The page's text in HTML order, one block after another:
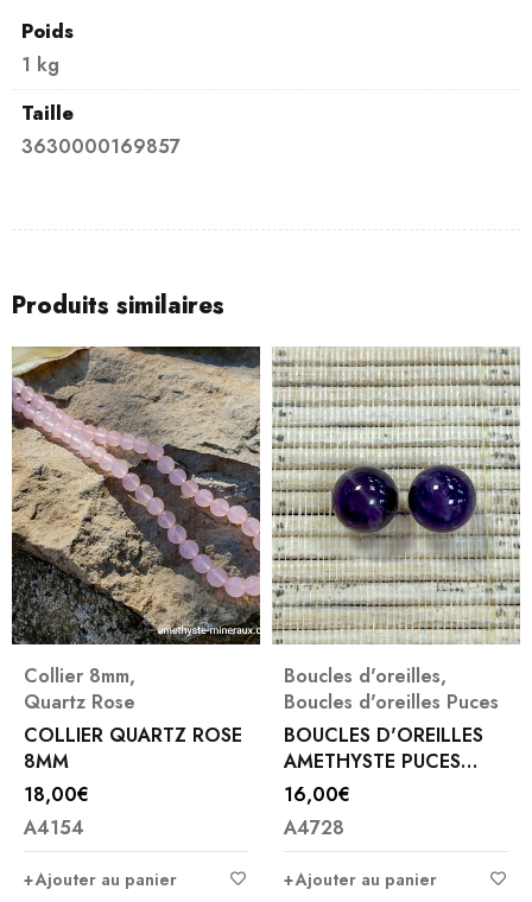
Poids
1 kg
Taille
3630000169857
Produits similaires
Collier 8mm,
Quartz Rose
COLLIER QUARTZ ROSE
8MM
18,00€
A4154
Ajouter au panier
Boucles d'oreilles,
Boucles d'oreilles Puces
BOUCLES D'OREILLES
AMETHYSTE PUCES
8MM
16,00€
A4728
Ajouter au panier